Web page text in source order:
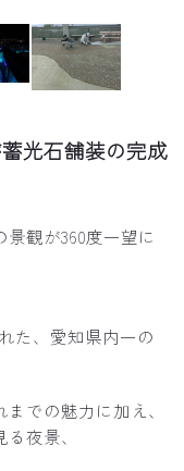
光石舗装の完成
観が360度一望に
た、愛知県内一の
での魅力に加え、
夜景、